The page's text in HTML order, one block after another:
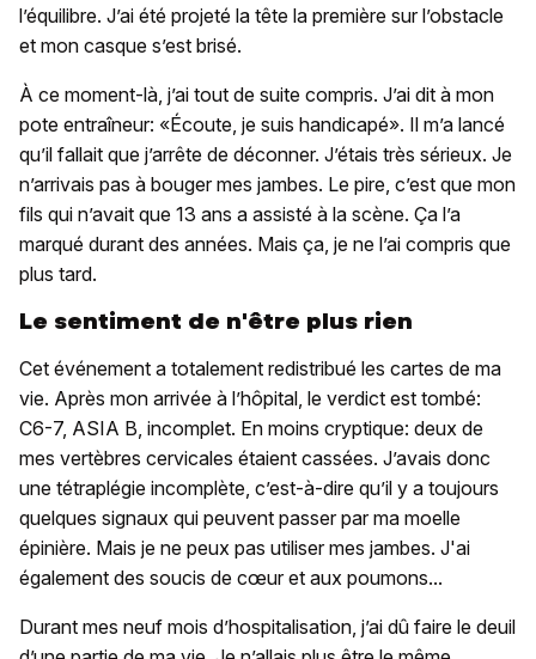
l’équilibre. J’ai été projeté la tête la première sur l’obstacle
et mon casque s’est brisé.
À ce moment-là, j’ai tout de suite compris. J’ai dit à mon
pote entraîneur: «Écoute, je suis handicapé». Il m’a lancé
qu’il fallait que j’arrête de déconner. J’étais très sérieux. Je
n’arrivais pas à bouger mes jambes. Le pire, c’est que mon
fils qui n’avait que 13 ans a assisté à la scène. Ça l’a
marqué durant des années. Mais ça, je ne l’ai compris que
plus tard.
Le sentiment de n'être plus rien
Cet événement a totalement redistribué les cartes de ma
vie. Après mon arrivée à l’hôpital, le verdict est tombé:
C6-7, ASIA B, incomplet. En moins cryptique: deux de
mes vertèbres cervicales étaient cassées. J’avais donc
une tétraplégie incomplète, c’est-à-dire qu’il y a toujours
quelques signaux qui peuvent passer par ma moelle
épinière. Mais je ne peux pas utiliser mes jambes. J'ai
également des soucis de cœur et aux poumons...
Durant mes neuf mois d’hospitalisation, j’ai dû faire le deuil